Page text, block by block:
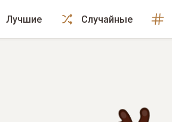
Лучшие Случайные